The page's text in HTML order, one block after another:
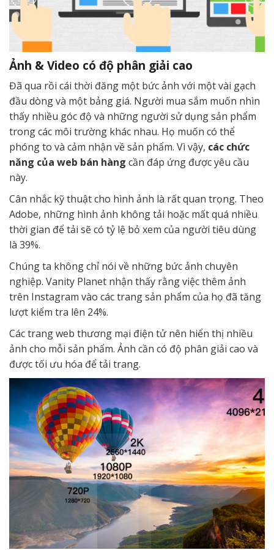
Ảnh & Video có độ phân giải cao
Đã qua rồi cái thời đăng một bức ảnh với một vài gạch
đầu dòng và một bảng giá. Người mua sắm muốn nhìn
thấy nhiều góc độ và những người sử dụng sản phẩm
trong các môi trường khác nhau. Họ muốn có thể
phóng to và cảm nhận về sản phẩm. Vì vậy, các chức
năng của web bán hàng cần đáp ứng được yêu cầu
này.
Cân nhắc kỹ thuật cho hình ảnh là rất quan trọng. Theo
Adobe, những hình ảnh không tải hoặc mất quá nhiều
thời gian để tải sẽ có tỷ lệ bỏ xem của người tiêu dùng
là 39%.
Chúng ta không chỉ nói về những bức ảnh chuyên
nghiệp. Vanity Planet nhận thấy rằng việc thêm ảnh
trên Instagram vào các trang sản phẩm của họ đã tăng
lượt kiểm tra lên 24%.
Các trang web thương mại điện tử nên hiển thị nhiều
ảnh cho mỗi sản phẩm. Ảnh cần có độ phân giải cao và
được tối ưu hóa để tải trang.